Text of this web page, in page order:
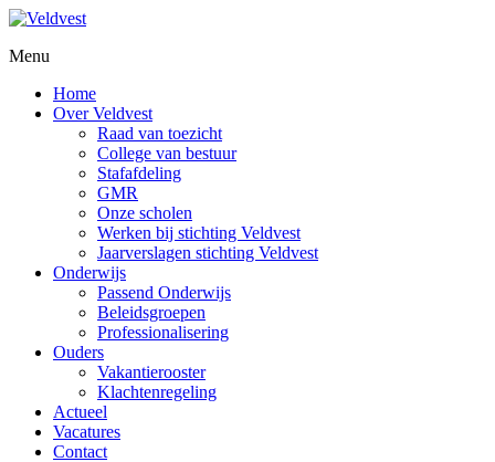
Menu
Home
Over Veldvest
Raad van toezicht
College van bestuur
Stafafdeling
GMR
Onze scholen
Werken bij stichting Veldvest
Jaarverslagen stichting Veldvest
Onderwijs
Passend Onderwijs
Beleidsgroepen
Professionalisering
Ouders
Vakantierooster
Klachtenregeling
Actueel
Vacatures
Contact